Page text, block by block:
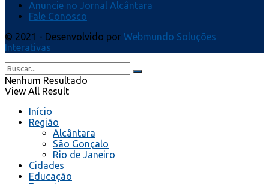
Anuncie no Jornal Alcântara
Fale Conosco
© 2021 - Desenvolvido por Webmundo Soluções
Interativas
Nenhum Resultado
View All Result
Início
Região
Alcântara
São Gonçalo
Rio de Janeiro
Cidades
Educação